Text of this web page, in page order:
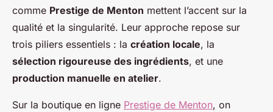
comme Prestige de Menton mettent l’accent sur la
qualité et la singularité. Leur approche repose sur
trois piliers essentiels : la création locale, la
sélection rigoureuse des ingrédients, et une
production manuelle en atelier.
Sur la boutique en ligne Prestige de Menton, on